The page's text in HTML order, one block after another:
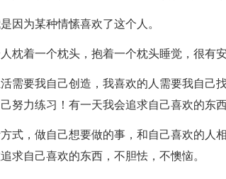
因为某种情愫喜欢了这个人。
枕着一个枕头，抱着一个枕头睡觉，很有安
需要我自己创造，我喜欢的人需要我自己
努力练习！有一天我会追求自己喜欢的东西
式，做自己想要做的事，和自己喜欢的人
求自己喜欢的东西，不胆怯，不懊恼。